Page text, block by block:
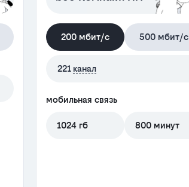
200 мбит/с 500 мбит/с
221 канал
мобильная связь
1024 гб 800 минут